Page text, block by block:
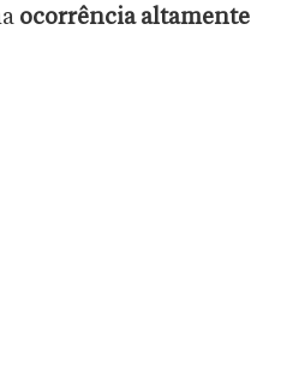
ocorrência altamente